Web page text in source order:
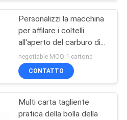
elettrico
16
Personalizzi la macchina
per affilare i coltelli
all'aperto del carburo di
tungsteno con la
dimensione rampicante
60*75*25mm del gancio
negotiable MOQ:1 cartone
CONTATTO
Multi carta tagliente
pratica della bolla della